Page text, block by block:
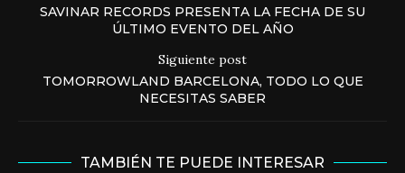
SAVINAR RECORDS PRESENTA LA FECHA DE SU
ÚLTIMO EVENTO DEL AÑO
Siguiente post
TOMORROWLAND BARCELONA, TODO LO QUE
NECESITAS SABER
TAMBIÉN TE PUEDE INTERESAR